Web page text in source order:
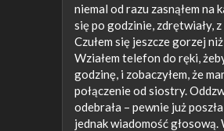
niemal od razu zasnąłem na
się po godzinie, zdrętwiały, z
Czułem się jeszcze gorzej niż
Wziałem telefon do ręki,
godzinę, i zobaczyłem, że
połączenie od siostry.
odebrała – pewnie już
jednak wiadomość głosową.